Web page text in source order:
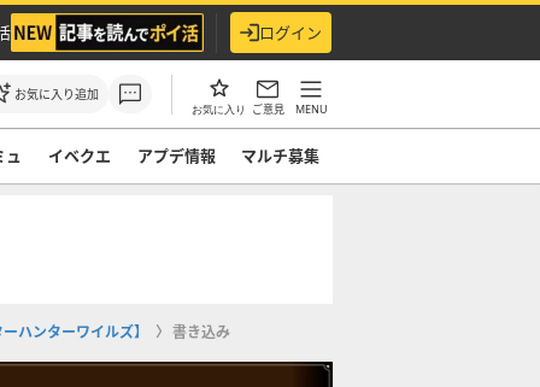
ログイン
お気に入り追加
お気に入り ご意見 MENU
ュ イベクエ アプデ情報 マルチ募集
ハンターワイルズ】 書き込み